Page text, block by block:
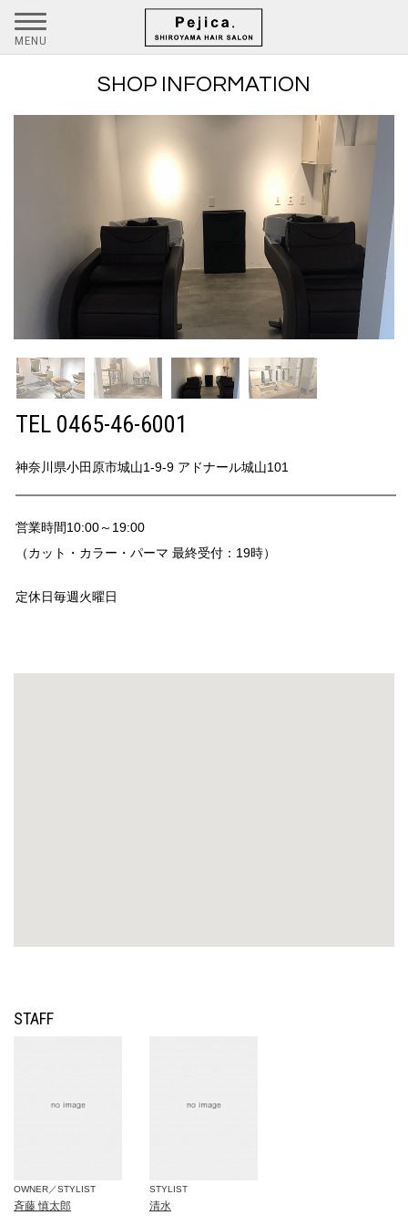
MENU
SHOP INFORMATION
TEL 0465-46-6001
神奈川県小田原市城山1-9-9 アドナール城山101
営業時間10:00～19:00
（カット・カラー・パーマ 最終受付：19時）
定休日毎週火曜日
STAFF
OWNER／STYLIST
斉藤 慎太郎
STYLIST
清水